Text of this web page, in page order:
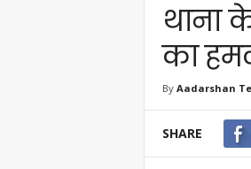
थाना
का
By Aadarshan
SHARE